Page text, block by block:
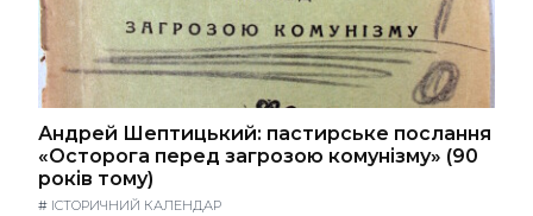
Андрей Шептицький: пастирське послання
«Осторога перед загрозою комунізму» (90
років тому)
# ІСТОРИЧНИЙ КАЛЕНДАР